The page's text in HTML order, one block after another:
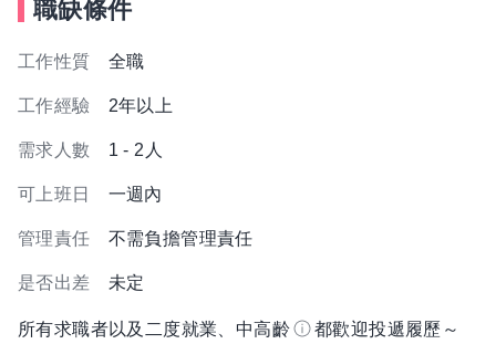
職缺條件
工作性質 全職
工作經驗 2年以上
需求人數 1 - 2人
可上班日 一週內
管理責任 不需負擔管理責任
是否出差 未定
所有求職者以及二度就業、中高齡 都歡迎投遞履歷～